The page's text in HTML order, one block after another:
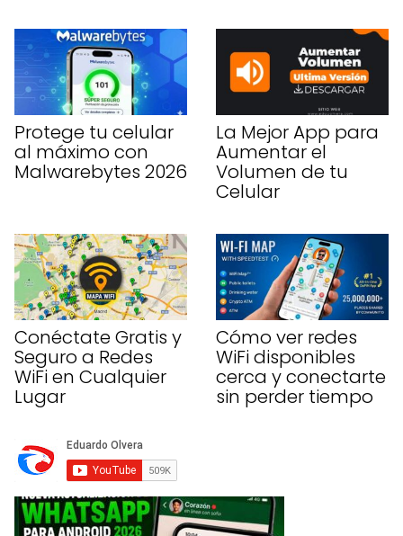
Protege tu celular
al máximo con
Malwarebytes 2026
La Mejor App para
Aumentar el
Volumen de tu
Celular
Conéctate Gratis y
Seguro a Redes
WiFi en Cualquier
Lugar
Cómo ver redes
WiFi disponibles
cerca y conectarte
sin perder tiempo